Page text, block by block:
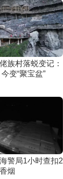
族村落蜕变记：
变“聚宝盆”
警局1小时查扣2
烟